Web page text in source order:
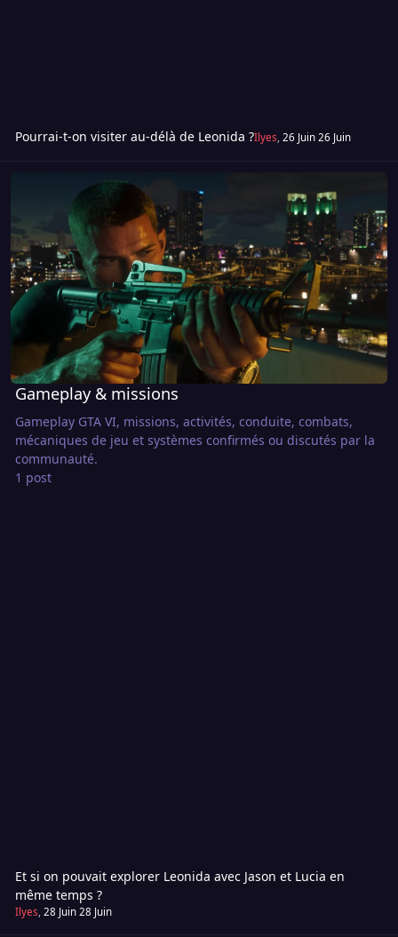
Pourrai-t-on visiter au-délà de Leonida ?Ilyes 26 Juin 26 Juin
Gameplay & missions
Gameplay GTA VI, missions, activités, conduite, combats,
mécaniques de jeu et systèmes confirmés ou discutés par la
communauté.
1 post
Et si on pouvait explorer Leonida avec Jason et Lucia en
même temps ?
Ilyes, 28 Juin 28 Juin